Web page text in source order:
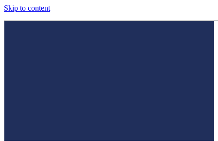
Skip to content